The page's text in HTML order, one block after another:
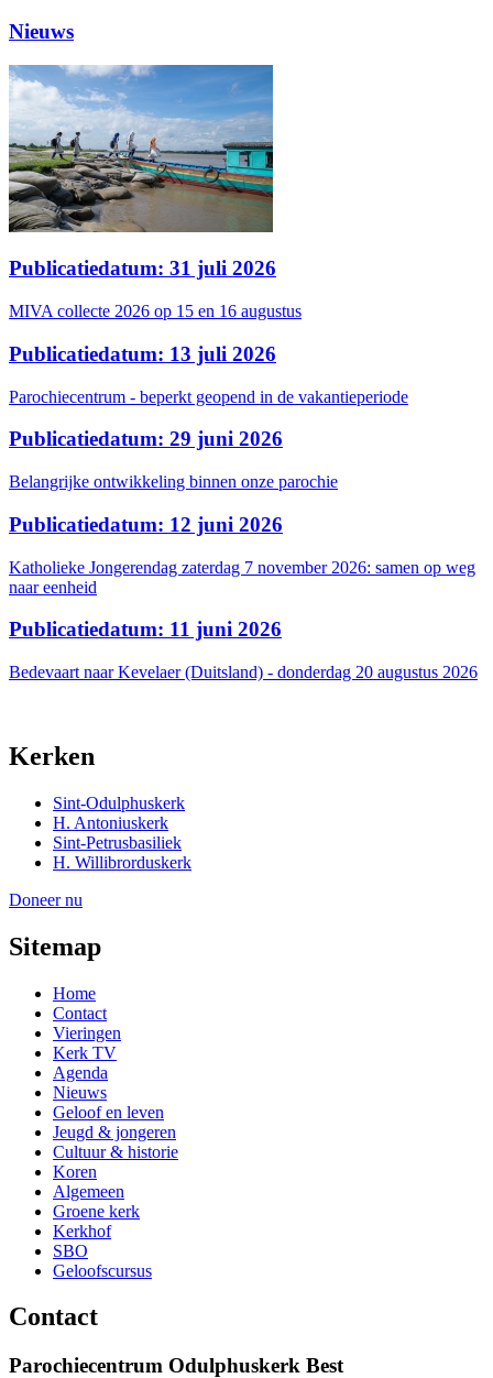
Nieuws
Publicatiedatum: 31 juli 2026
MIVA collecte 2026 op 15 en 16 augustus
Publicatiedatum: 13 juli 2026
Parochiecentrum - beperkt geopend in de vakantieperiode
Publicatiedatum: 29 juni 2026
Belangrijke ontwikkeling binnen onze parochie
Publicatiedatum: 12 juni 2026
Katholieke Jongerendag zaterdag 7 november 2026: samen op weg
naar eenheid
Publicatiedatum: 11 juni 2026
Bedevaart naar Kevelaer (Duitsland) - donderdag 20 augustus 2026
Kerken
Sint-Odulphuskerk
H. Antoniuskerk
Sint-Petrusbasiliek
H. Willibrorduskerk
Doneer nu
Sitemap
Home
Contact
Vieringen
Kerk TV
Agenda
Nieuws
Geloof en leven
Jeugd & jongeren
Cultuur & historie
Koren
Algemeen
Groene kerk
Kerkhof
SBO
Geloofscursus
Contact
Parochiecentrum Odulphuskerk Best